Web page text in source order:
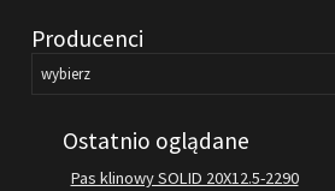
SILNIKI ELEKTRYCZNE
KONTAKT
Producenci
Ostatnio oglądane
Pas klinowy SOLID 20X12.5-2290